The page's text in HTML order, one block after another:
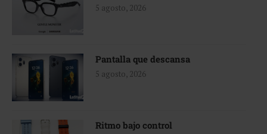
5 agosto, 2026
Pantalla que descansa
5 agosto, 2026
Ritmo bajo control